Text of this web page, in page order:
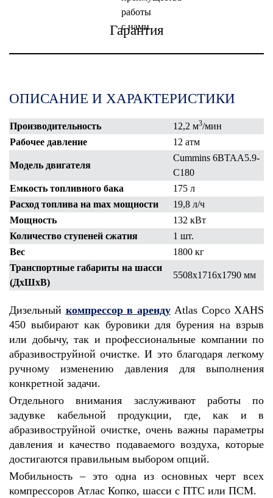
Гарантия
ОПИСАНИЕ И ХАРАКТЕРИСТИКИ
Производительность 12,2 м3/мин
Рабочее давление
12 атм
Модель двигателя
Cummins 6BTAA5.9-
C180
Емкость топливного бака
175 л
Расход топлива на max мощности
19,8 л/ч
Мощность
132 кВт
Количество ступеней сжатия
1 шт.
Вес
1800 кг
Транспортные габариты на шасси
(ДхШхВ)
5508х1716х1790 мм
Дизельный компрессор в арендуAtlas Copco XAHS
450 выбирают как буровики для бурения на взрыв
или добычу, так и профессиональные компании по
абразивоструйной очистке. И это благодаря легкому
ручному изменению давления для выполнения
конкретной задачи.
Отдельного внимания заслуживают работы по
задувке кабельной продукции, где, как и в
абразивоструйной очистке, очень важны параметры
давления и качество подаваемого воздуха, которые
достигаются правильным выбором опций.
Мобильность – это одна из основных черт всех
компрессоров Атлас Копко, шасси с ПТС или ПСМ.